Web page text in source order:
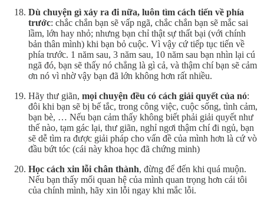
Dù chuyện gì xảy ra đi nữa, luôn tìm cách tiến về phía
trước: chắc chắn bạn sẽ vấp ngã, chắc chắn bạn sẽ mắc sai
lầm, lớn hay nhỏ; nhưng bạn chỉ thật sự thất bại (với chính
bản thân mình) khi bạn bỏ cuộc. Vì vậy cứ tiếp tục tiến về
phía trước. 1 năm sau, 3 năm sau, 10 năm sau bạn nhìn lại cú
ngã đó, bạn sẽ thấy nó chẳng là gì cả, và thậm chí bạn sẽ cảm
ơn nó vì nhờ vậy bạn đã lớn không hơn rất nhiều.
Hãy thư giãn, mọi chuyện đều có cách giải quyết của nó:
đôi khi bạn sẽ bị bế tắc, trong công việc, cuộc sống, tình cảm,
bạn bè, … Nếu bạn cảm thấy không biết phải giải quyết như
thế nào, tạm gác lại, thư giãn, nghỉ ngơi thậm chí đi ngủ, bạn
sẽ dễ tìm ra được giải pháp cho vấn đề của mình hơn là cứ vò
đầu bứt tóc (cái này khoa học đã chứng minh)
Học cách xin lỗi chân thành, đừng để đến khi quá muộn.
Nếu bạn thấy mối quan hệ của mình quan trọng hơn cái tôi
của chính mình, hãy xin lỗi ngay khi mắc lỗi.